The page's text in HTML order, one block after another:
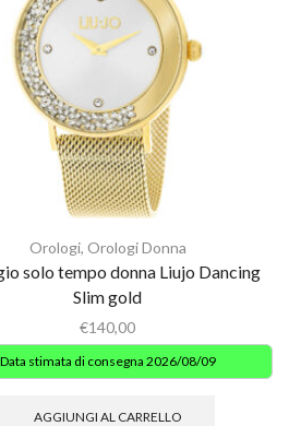
Orologi, Orologi Donna
solo tempo donna Liujo Dancing
Slim gold
€140,00
Data stimata di consegna 2026/08/09
AGGIUNGI AL CARRELLO